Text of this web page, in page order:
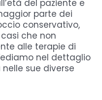
del paziente e
parte dei
conservativo,
che non
alle terapie di
nel dettaglio
nelle sue diverse